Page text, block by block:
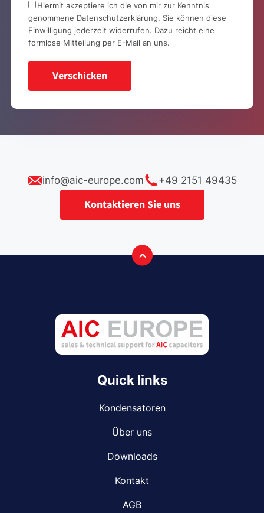
Hiermit akzeptiere ich die von mir zur Kenntnis
genommene Datenschutzerklärung. Sie können diese
Einwilligung jederzeit widerrufen. Dazu reicht eine
formlose Mitteilung per E-Mail an uns.
Verschicken
info@aic-europe.com +49 2151 49435
Kontaktieren Sie uns
Quick links
Kondensatoren
Über uns
Downloads
Kontakt
AGB